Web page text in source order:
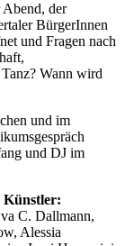
der
BürgerInnen
und Fragen nach
Wann wird
und im
und DJ im
Künstler:
C. Dallmann,
Alessia